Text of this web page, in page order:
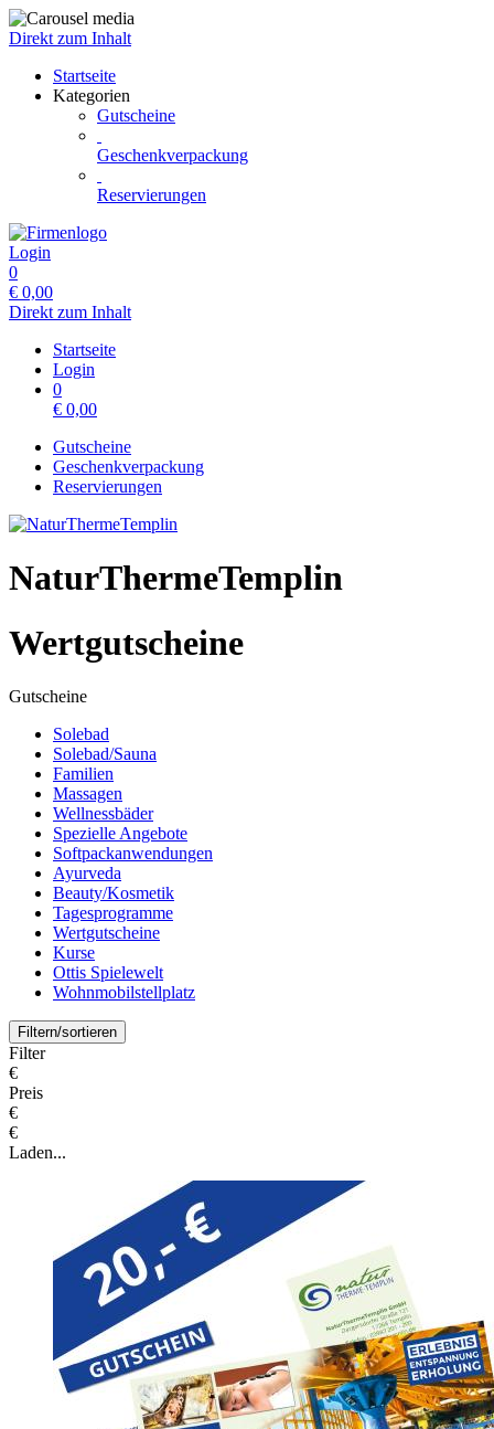
Direkt zum Inhalt
Startseite
Kategorien
Gutscheine
Geschenkverpackung
Reservierungen
Login
0
€ 0,00
Direkt zum Inhalt
Startseite
Login
0
€ 0,00
Gutscheine
Geschenkverpackung
Reservierungen
NaturThermeTemplin
Wertgutscheine
Gutscheine
Solebad
Solebad/Sauna
Familien
Massagen
Wellnessbäder
Spezielle Angebote
Softpackanwendungen
Ayurveda
Beauty/Kosmetik
Tagesprogramme
Wertgutscheine
Kurse
Ottis Spielewelt
Wohnmobilstellplatz
Filtern/sortieren
Filter
€
Preis
€
€
Laden...